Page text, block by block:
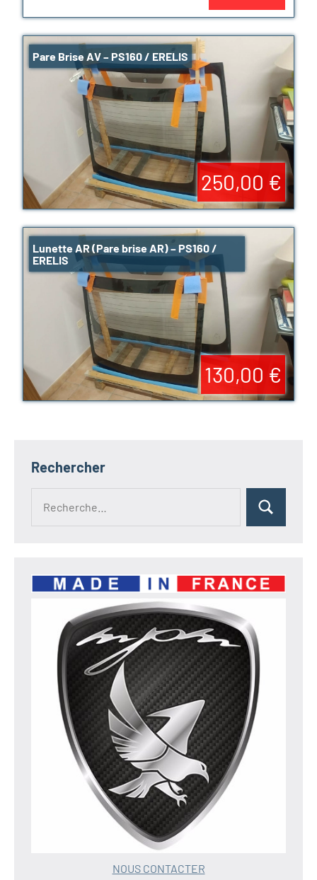
Pare Brise AV – PS160 / ERELIS
250,00 €
Lunette AR (Pare brise AR) – PS160 /
ERELIS
130,00 €
Rechercher
Rechercher
NOUS CONTACTER